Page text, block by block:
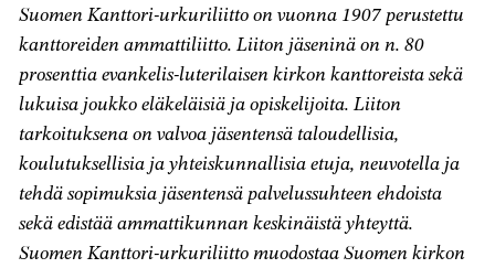
Suomen Kanttori-urkuriliitto on vuonna 1907 perustettu
kanttoreiden ammattiliitto. Liiton jäseninä on n. 80
prosenttia evankelis-luterilaisen kirkon kanttoreista sekä
lukuisa joukko eläkeläisiä ja opiskelijoita. Liiton
tarkoituksena on valvoa jäsentensä taloudellisia,
koulutuksellisia ja yhteiskunnallisia etuja, neuvotella ja
tehdä sopimuksia jäsentensä palvelussuhteen ehdoista
sekä edistää ammattikunnan keskinäistä yhteyttä.
Suomen Kanttori-urkuriliitto muodostaa Suomen kirkon